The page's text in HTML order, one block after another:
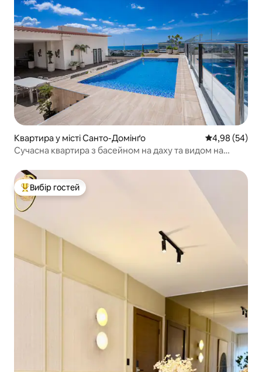
Квартира у місті Санто-Домінґо Середня
4,98 (54)
Сучасна квартира з басейном на даху та видом на
Топ вибір гостей
Вибір гостей